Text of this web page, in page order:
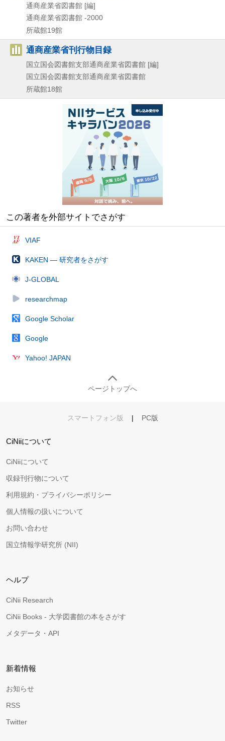
通商産業省図書館 [編]
通商産業省図書館 -2000
所蔵館19館
通商産業省刊行物目録
国立国会図書館支部通商産業省図書館 [編]
国立国会図書館支部通商産業省図書館
所蔵館18館
この著者を外部サイトでさがす
VIAF
KAKEN — 研究者をさがす
J-GLOBAL
researchmap
Google Scholar
Google
Yahoo! JAPAN
ページトップへ
スマートフォン版 | PC版
CiNiiについて
CiNiiについて
収録刊行物について
利用規約・プライバシーポリシー
個人情報の扱いについて
お問い合わせ
国立情報学研究所 (NII)
ヘルプ
CiNii Research
CiNii Books - 大学図書館の本をさがす
メタデータ・API
新着情報
お知らせ
RSS
Twitter